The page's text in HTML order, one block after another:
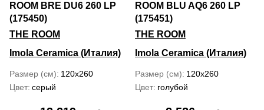
ROOM BRE DU6 260 LP
(175450)
THE ROOM
Imola Ceramica (Италия)
Размер (см) 120x260
Цвет серый
ROOM BLU AQ6 260 LP
(175451)
THE ROOM
Imola Ceramica (Италия)
Размер (см) 120x260
Цвет голубой